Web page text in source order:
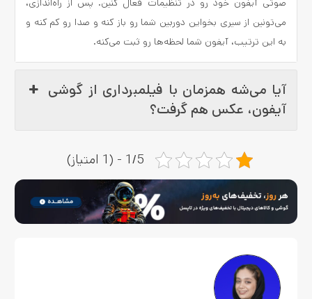
صوتی آیفون خود رو در تنظیمات فعال کنین. پس از راه‌اندازی،
می‌تونین از سیری بخواین دوربین شما رو باز کنه و صدا رو کم کنه و
به این ترتیب، آیفون شما لحظه‌ها رو ثبت می‌کنه.
آیا می‌شه همزمان با فیلمبرداری از گوشی
آیفون، عکس هم گرفت؟
1/5 - (1 امتیاز)